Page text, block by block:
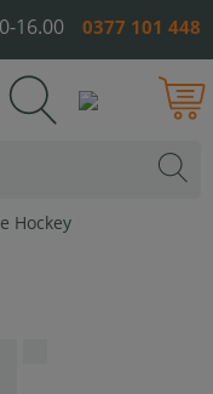
16.00 0377 101 448
Hockey